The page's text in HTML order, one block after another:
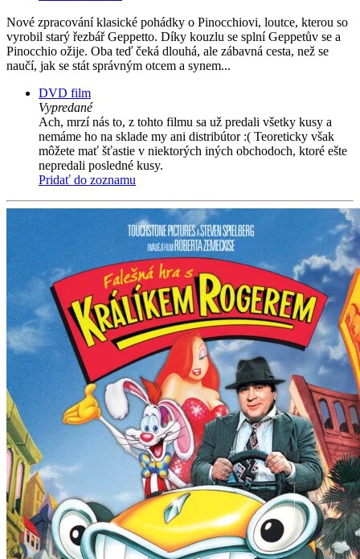
Nové zpracování klasické pohádky o Pinocchiovi, loutce, kterou so
vyrobil starý řezbář Geppetto. Díky kouzlu se splní Geppetův se a
Pinocchio ožije. Oba teď čeká dlouhá, ale zábavná cesta, než se
naučí, jak se stát správným otcem a synem...
DVD film
Vypredané
Ach, mrzí nás to, z tohto filmu sa už predali všetky kusy a
nemáme ho na sklade my ani distribútor :( Teoreticky však
môžete mať šťastie v niektorých iných obchodoch, ktoré ešte
nepredali posledné kusy.
Pridať do zoznamu